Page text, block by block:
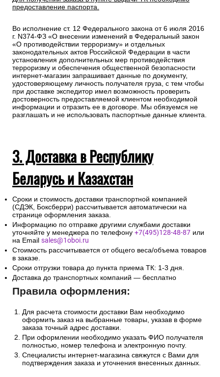
предоставление паспорта.
Во исполнение ст. 12 Федерального закона от 6 июля 2016
г. N374-ФЗ «О внесении изменений в Федеральный закон
«О противодействии терроризму» и отдельных
законодательных актов Российской Федерации в части
установления дополнительных мер противодействия
терроризму и обеспечения общественной безопасности
интернет-магазин запрашивает данные по документу,
удостоверяющему личность получателя груза, с тем чтобы
при доставке экспедитор имел возможность проверить
достоверность предоставляемой клиентом необходимой
информации и отразить ее в договоре. Мы обязуемся не
разглашать и не использовать паспортные данные клиента.
3. Доставка в Республику
Беларусь и Казахстан
Сроки и стоимость доставки транспортной компанией
(СДЭК, Боксберри) рассчитывается автоматически на
странице оформления заказа.
Информацию по отправке другими службами доставки
уточняйте у менеджера по телефону +7(495)128-48-87 или
на Email sales@1oboi.ru
Стоимость рассчитывается от общего веса/объема товаров
в заказе.
Сроки отгрузки товара до пункта приема ТК: 1-3 дня.
Доставка до транспортных компаний — бесплатно
Правила оформления:
Для расчета стоимости доставки Вам необходимо
оформить заказ на выбранные товары, указав в форме
заказа точный адрес доставки.
При оформлении необходимо указать ФИО получателя
полностью, номер телефона и электронную почту.
Специалисты интернет-магазина свяжутся с Вами для
подтверждения заказа и уточнения внесенных данных.